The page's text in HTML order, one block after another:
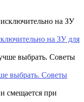
на ЗУ для
выбрать. Советы